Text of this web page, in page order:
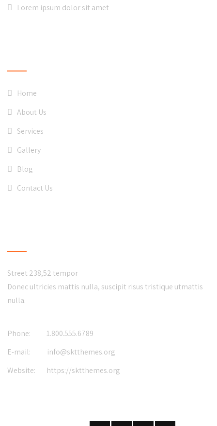
Lorem ipsum dolor sit amet
Home
About Us
Services
Gallery
Blog
Contact Us
Street 238,52 tempor
Donec ultricies mattis nulla, suscipit risus tristique utmattis
nulla.
Phone:
1.800.555.6789
E-mail:
info@sktthemes.org
Website:
https://sktthemes.org